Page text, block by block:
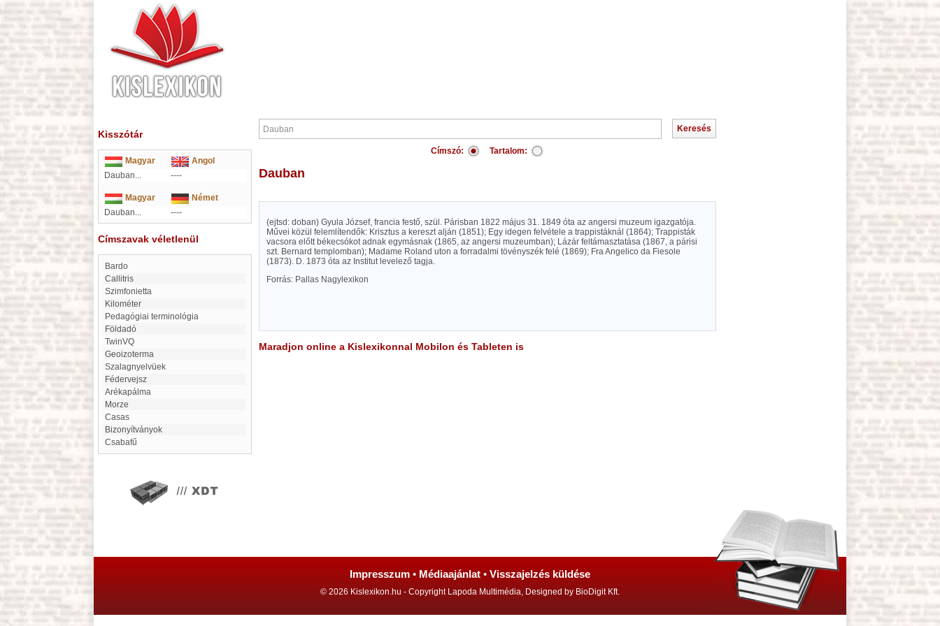
Kisszótár
Magyar
Angol
Dauban...
----
Magyar
Német
Dauban...
----
Címszavak véletlenül
Bardo
Callitris
szimfonietta
kilométer
Pedagógiai terminológia
Földadó
TwinVQ
geoizoterma
Szalagnyelvüek
fédervejsz
Arékapálma
morze
Casas
Bizonyítványok
Csabafű
Címszó: Tartalom:
Dauban
(ejtsd: doban) Gyula József, francia festő, szül. Párisban 1822 május 31. 1849 óta az angersi muzeum igazgatója.
Művei közül felemlítendők: Krisztus a kereszt alján (1851); Egy idegen felvétele a trappistáknál (1864); Trappisták
vacsora előtt békecsókot adnak egymásnak (1865, az angersi muzeumban); Lázár feltámasztatása (1867, a párisi
szt. Bernard templomban); Madame Roland uton a forradalmi tövényszék felé (1869); Fra Angelico da Fiesole
(1873). D. 1873 óta az Institut levelező tagja.
Forrás: Pallas Nagylexikon
Maradjon online a Kislexikonnal Mobilon és Tableten is
Impresszum • Médiaajánlat • Visszajelzés küldése
© 2026 Kislexikon.hu - Copyright Lapoda Multimédia, Designed by BioDigit Kft.